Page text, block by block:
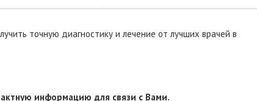
точную диагностику и лечение от лучших врачей в
информацию для связи с Вами.